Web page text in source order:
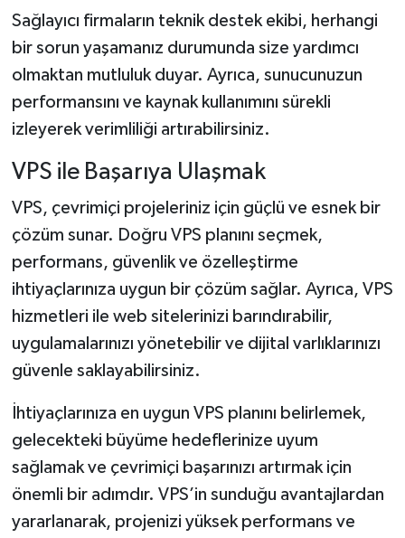
Sağlayıcı firmaların teknik destek ekibi, herhangi
bir sorun yaşamanız durumunda size yardımcı
olmaktan mutluluk duyar. Ayrıca, sunucunuzun
performansını ve kaynak kullanımını sürekli
izleyerek verimliliği artırabilirsiniz.
VPS ile Başarıya Ulaşmak
VPS, çevrimiçi projeleriniz için güçlü ve esnek bir
çözüm sunar. Doğru VPS planını seçmek,
performans, güvenlik ve özelleştirme
ihtiyaçlarınıza uygun bir çözüm sağlar. Ayrıca, VPS
hizmetleri ile web sitelerinizi barındırabilir,
uygulamalarınızı yönetebilir ve dijital varlıklarınızı
güvenle saklayabilirsiniz.
İhtiyaçlarınıza en uygun VPS planını belirlemek,
gelecekteki büyüme hedeflerinize uyum
sağlamak ve çevrimiçi başarınızı artırmak için
önemli bir adımdır. VPS’in sunduğu avantajlardan
yararlanarak, projenizi yüksek performans ve